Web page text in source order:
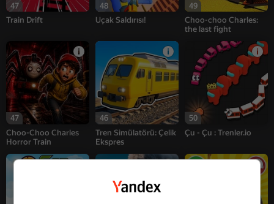
47
Train Drift
48
Uçak Saldırısı!
49
Choo-choo Charles:
the last fight
47
Choo-Choo Charles
Horror Train
46
Tren Simülatörü: Çelik
Ekspres
50
Çu - Çu : Trenler.io